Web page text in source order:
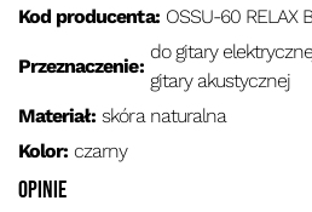
Opinie
Kod producenta: OSSU-60 RELAX
Przeznaczenie:
do gitary
gitary akustycznej
Materiał: skóra naturalna
Kolor: czarny